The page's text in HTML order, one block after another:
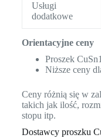
Usługi
dodatkowe
Orientacyjne ceny
Proszek
Niższe ceny
Ceny różnią się w
takich jak ilość,
stopu itp.
Dostawcy proszku